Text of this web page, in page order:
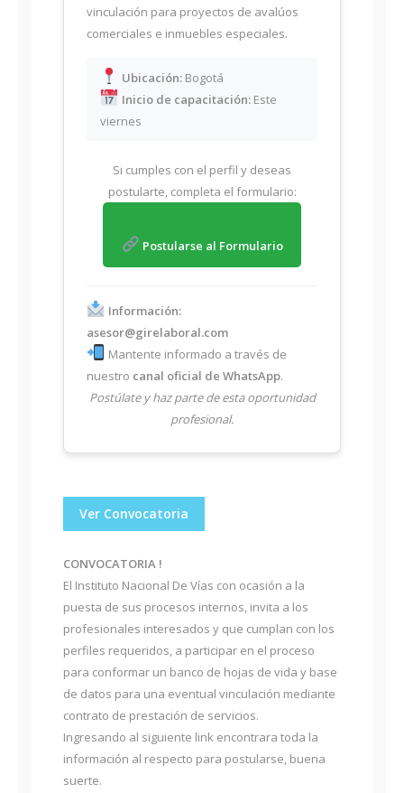
vinculación para proyectos de avalúos
comerciales e inmuebles especiales.
Ubicación:Bogotá
Inicio de capacitación:Este
viernes
Si cumples con el perfil y deseas
postularte, completa el formulario:
Postularse al Formulario
Información:
asesor@girelaboral.com
Mantente informado a través de
nuestro canal oficial de WhatsApp.
Postúlate y haz parte de esta oportunidad
profesional.
Ver Convocatoria
CONVOCATORIA !
El Instituto Nacional De Vías con ocasión a la
puesta de sus procesos internos, invita a los
profesionales interesados y que cumplan con los
perfiles requeridos, a participar en el proceso
para conformar un banco de hojas de vida y base
de datos para una eventual vinculación mediante
contrato de prestación de servicios.
Ingresando al siguiente link encontrara toda la
información al respecto para postularse, buena
suerte.